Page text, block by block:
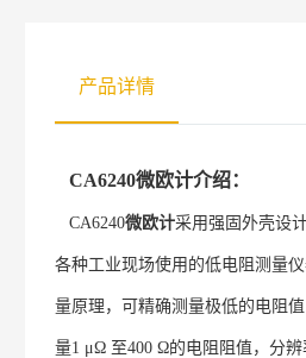
产品详情
CA6240微欧计介绍：
CA6240微欧计采用强固外壳设
各种工业现场使用的低电阻测量
量原理，可精确测量极低的电阻
量1 μΩ 至400 Ω的电阻阻值，分辨